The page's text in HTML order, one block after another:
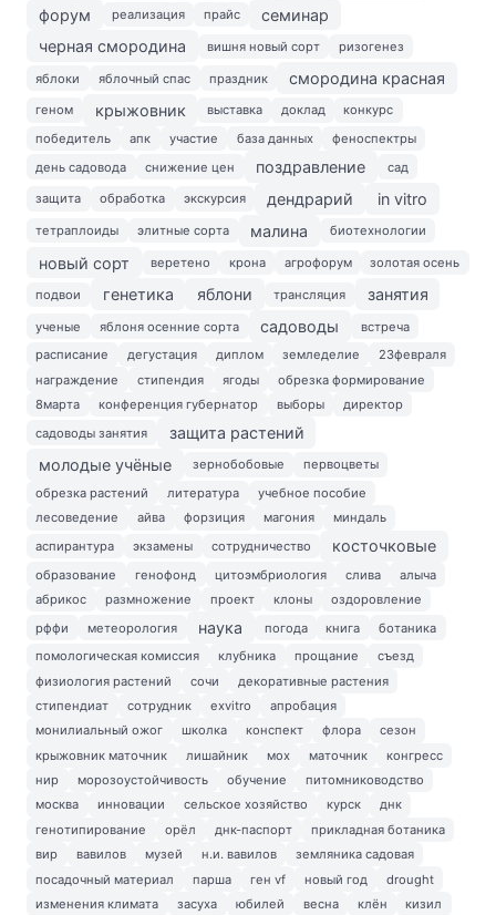
форум реализация прайс
семинар
черная смородина
вишня новый сорт ризогенез
яблоки яблочный спас праздник смородина красная
геном крыжовник выставка доклад
конкурс
победитель
апк участие база данных
феноспектры
день садовода
снижение цен поздравление сад
защита обработка экскурсия дендрарий in vitro
тетраплоиды элитные сорта малина биотехнологии
новый сорт веретено крона агрофорум золотая осень
подвои генетика яблони трансляция занятия
ученые яблоня осенние сорта садоводы
встреча
расписание
дегустация диплом земледелие
23февраля
награждение
стипендия ягоды
обрезка формирование
8марта
конференция губернатор выборы
директор
садоводы занятия
защита растений
молодые учёные
зернобобовые
первоцветы
обрезка растений
литература
учебное пособие
лесоведение
айва форзиция магония
миндаль
аспирантура
экзамены сотрудничество косточковые
образование генофонд цитоэмбриология слива
алыча
абрикос
размножение проект клоны
оздоровление
рффи
метеорология наука погода книга
ботаника
помологическая комиссия
клубника прощание
съезд
физиология растений
сочи
декоративные растения
стипендиат
сотрудник exvitro
апробация
монилиальный ожог
школка конспект флора
сезон
крыжовник маточник
лишайник мох маточник
конгресс
нир
морозоустойчивость обучение
питомниководство
москва
инновации сельское хозяйство курск
днк
генотипирование
орёл днк-паспорт
прикладная ботаника
вир
вавилов музей н.и. вавилов
земляника садовая
посадочный материал
парша ген vf новый год
drought
изменения климата
засуха юбилей весна клён
кизил